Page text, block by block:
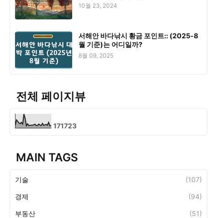
10월 23, 2024
서해안 바다낚시 황금 포인트:: (2025-8
월 기준)는 어디일까?
8월 09, 2025
전체 페이지뷰
171723
MAIN TAGS
기술 (107)
경제 (94)
부동산 (51)